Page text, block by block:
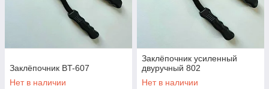
Заклёпочник BT-607
Нет в наличии
Заклёпочник усиленный
двуручный 802
Нет в наличии